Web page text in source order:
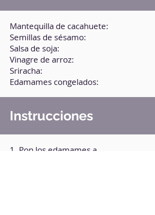
Mantequilla de cacahuete:
Semillas de sésamo:
Salsa de soja:
Vinagre de arroz:
Sriracha:
Edamames congelados:
Instrucciones
1. Pon los edamames a